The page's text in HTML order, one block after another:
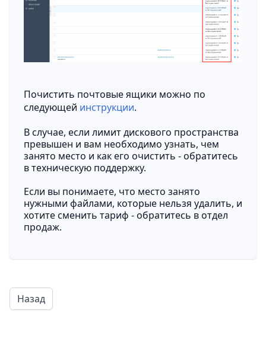
Почистить почтовые ящики можно по
следующей инструкции.
В случае, если лимит дискового пространства
превышен и вам необходимо узнать, чем
занято место и как его очистить - обратитесь
в техническую поддержку.
Если вы понимаете, что место занято
нужными файлами, которые нельзя удалить, и
хотите сменить тариф - обратитесь в отдел
продаж.
Назад